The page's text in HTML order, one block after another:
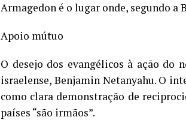
Armagedon é o lugar onde, segundo a
Apoio mútuo
O desejo dos evangélicos à ação
israelense, Benjamin Netanyahu. O
como clara demonstração de
países “são irmãos”.